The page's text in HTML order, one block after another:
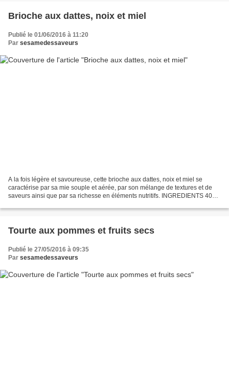
Brioche aux dattes, noix et miel
Publié le 01/06/2016 à 11:20
Par sesamedessaveurs
A la fois légère et savoureuse, cette brioche aux dattes, noix et miel se
caractérise par sa mie souple et aérée, par son mélange de textures et de
saveurs ainsi que par sa richesse en éléments nutritifs. INGREDIENTS 400g
Tourte aux pommes et fruits secs
Publié le 27/05/2016 à 09:35
Par sesamedessaveurs